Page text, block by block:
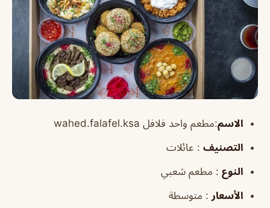
الاسم:مطعم واحد فلافل wahed.falafel.ksa
التصنيف : عائلات
النوع : مطعم شعبي
الأسعار : متوسطة